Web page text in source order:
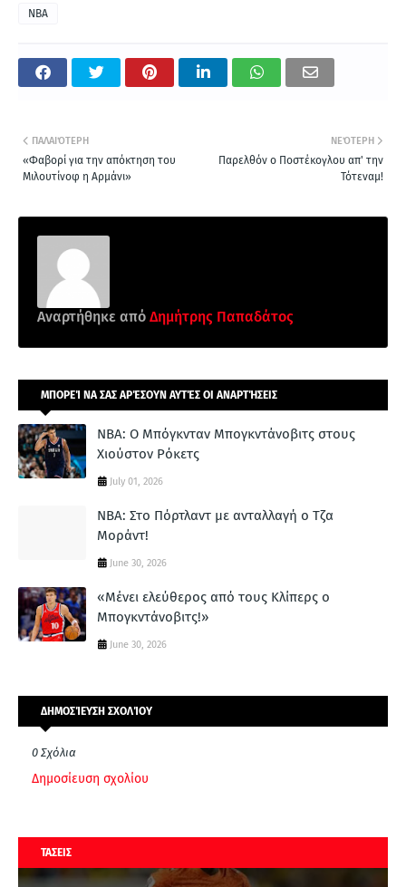
NBA
ΝΕΌΤΕΡΗ
Παρελθόν ο Ποστέκογλου απ' την
Τότεναμ!
ΠΑΛΑΙΌΤΕΡΗ
«Φαβορί για την απόκτηση του
Μιλουτίνοφ η Αρμάνι»
Αναρτήθηκε από Δημήτρης Παπαδάτος
ΜΠΟΡΕΊ ΝΑ ΣΑΣ ΑΡΈΣΟΥΝ ΑΥΤΈΣ ΟΙ ΑΝΑΡΤΉΣΕΙΣ
NBA: Ο Μπόγκνταν Μπογκντάνοβιτς στους
Χιούστον Ρόκετς
July 01, 2026
NBA: Στο Πόρτλαντ με ανταλλαγή ο Τζα
Μοράντ!
June 30, 2026
«Μένει ελεύθερος από τους Κλίπερς ο
Μπογκντάνοβιτς!»
June 30, 2026
ΔΗΜΟΣΊΕΥΣΗ ΣΧΟΛΊΟΥ
0 Σχόλια
Δημοσίευση σχολίου
ΤΑΣΕΙΣ